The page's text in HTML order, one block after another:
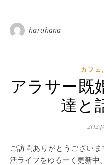
haruhana
カフェ ,
アラサー既
達と
ご訪問ありがとうございます╰(*´︶`*)╯ アラサーの東京生
活ライフをゆるーく更新中